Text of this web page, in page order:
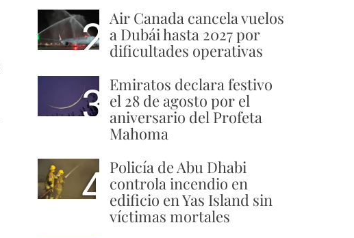
2 Air Canada cancela vuelos
a Dubái hasta 2027 por
dificultades operativas
3 Emiratos declara festivo
el 28 de agosto por el
aniversario del Profeta
Mahoma
4 Policía de Abu Dhabi
controla incendio en
edificio en Yas Island sin
víctimas mortales